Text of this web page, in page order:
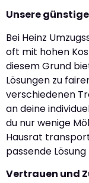
Unsere
Bei Heinz
oft mit hohen
diesem Grund
Lösungen zu
verschiedenen
an deine
du nur wenige
Hausrat
passende
Vertrauen und